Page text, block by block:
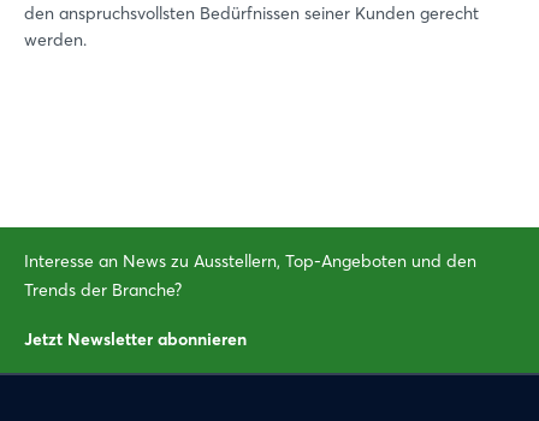
den anspruchsvollsten Bedürfnissen seiner Kunden gerecht
werden.
Interesse an News zu Ausstellern, Top-Angeboten und den
Trends der Branche?
Jetzt Newsletter abonnieren